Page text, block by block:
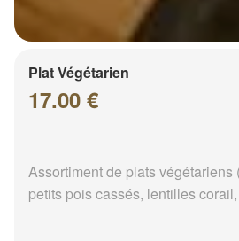
Plat Végétarien
17.00 €
Assortiment de plats végétariens
petits pois cassés, lentilles